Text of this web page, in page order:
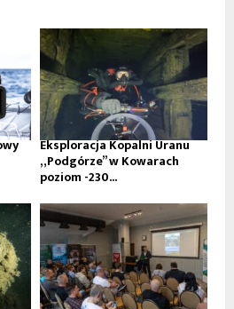
Eksploracja Kopalni Uranu
„Podgórze” w Kowarach
poziom -230...